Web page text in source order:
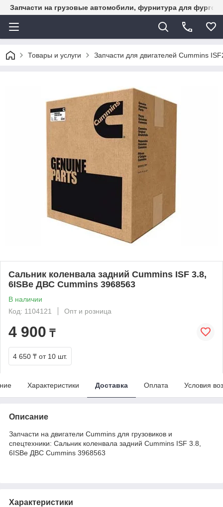
Запчасти на грузовые автомобили, фурнитура для
Товары и услуги Запчасти для двигателей Cummins
Сальник коленвала задний Cummins ISF 3.8,
6ISBe ДВС Cummins 3968563
В наличии
Код: 1104121
Опт и розница
4 900 ₸
4 650 ₸ от 10 шт.
Характеристики Доставка Оплата Условия
Описание
Запчасти на двигатели Cummins для грузовиков и
спецтехники: Сальник коленвала задний Cummins ISF 3.8,
6ISBe ДВС Cummins 3968563
Характеристики